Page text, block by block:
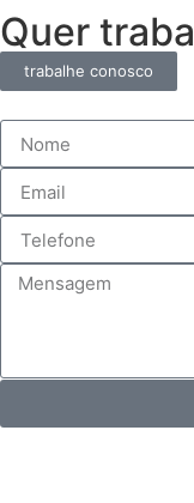
Quer
trabalhe conosco